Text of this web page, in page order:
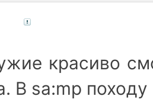
красиво
В sa:mp